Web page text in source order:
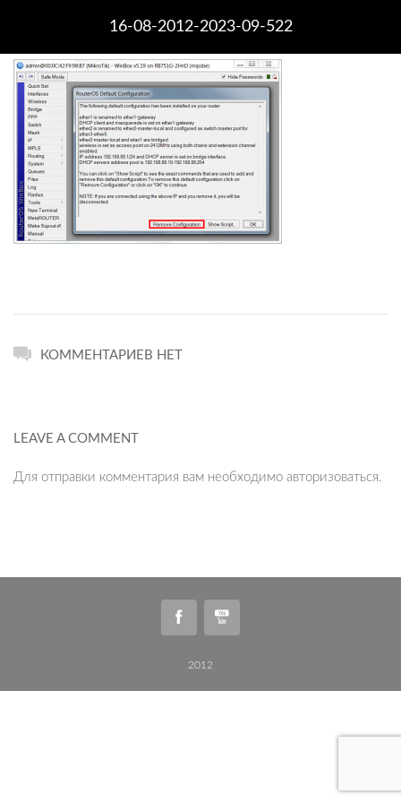
16-08-2012-2023-09-522
КОММЕНТАРИЕВ НЕТ
LEAVE A COMMENT
Для отправки комментария вам необходимо авторизоваться.
2012